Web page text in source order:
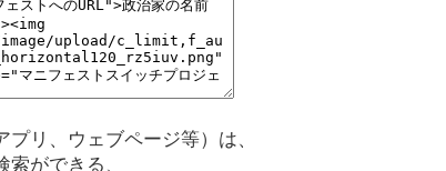
リ、ウェブページ等）は、
ができる、